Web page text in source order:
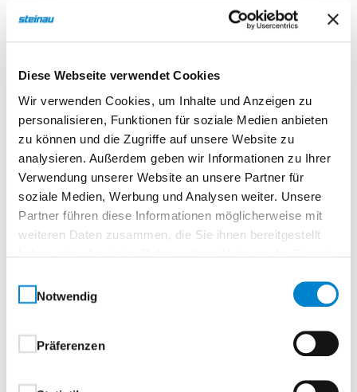
Diese Webseite verwendet Cookies
Wir verwenden Cookies, um Inhalte und Anzeigen zu
personalisieren, Funktionen für soziale Medien anbieten
zu können und die Zugriffe auf unsere Website zu
analysieren. Außerdem geben wir Informationen zu Ihrer
Verwendung unserer Website an unsere Partner für
soziale Medien, Werbung und Analysen weiter. Unsere
Partner führen diese Informationen möglicherweise mit
weiteren Daten zusammen, die Sie ihnen bereitgestellt
Notwendig
Präferenzen
ausdrucksstarken Echtholz-Oberflächen verleihen Tür
und Zarge eine besondere Ausstrahlung – mit Farbe,
hervorbringen kann.Ob klassisch oder modern:
Unsere fein ausgewählte Kollektion umfasst auch
quer furnierte Hölzer, die individuelle Raumkonzepte
stilvoll unterstreichen.
Ihre Vorteile auf einen Blick:
Echte Unikate – jedes Furnier ist ein
einzigartiges Naturprodukt
Individuelle Farbverläufe durch Lichteinfluss
Nachhaltig schön – edles Echtholz mit zeitloser